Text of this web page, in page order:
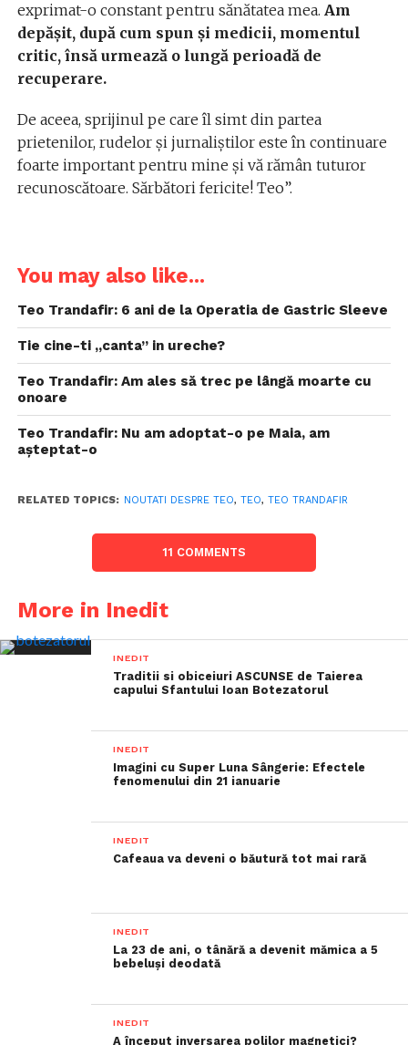
exprimat-o constant pentru sănătatea mea. Am
depăşit, după cum spun şi medicii, momentul
critic, însă urmează o lungă perioadă de
recuperare.
De aceea, sprijinul pe care îl simt din partea
prietenilor, rudelor şi jurnaliştilor este în continuare
foarte important pentru mine şi vă rămân tuturor
recunoscătoare. Sărbători fericite! Teo”.
You may also like...
Teo Trandafir: 6 ani de la Operatia de Gastric Sleeve
Tie cine-ti „canta” in ureche?
Teo Trandafir: Am ales să trec pe lângă moarte cu
onoare
Teo Trandafir: Nu am adoptat-o pe Maia, am
așteptat-o
RELATED TOPICS: NOUTATI DESPRE TEO, TEO, TEO TRANDAFIR
11 COMMENTS
More in Inedit
INEDIT
Traditii si obiceiuri ASCUNSE de Taierea
capului Sfantului Ioan Botezatorul
INEDIT
Imagini cu Super Luna Sângerie: Efectele
fenomenului din 21 ianuarie
INEDIT
Cafeaua va deveni o băutură tot mai rară
INEDIT
La 23 de ani, o tânără a devenit mămica a 5
bebeluși deodată
INEDIT
A început inversarea polilor magnetici?